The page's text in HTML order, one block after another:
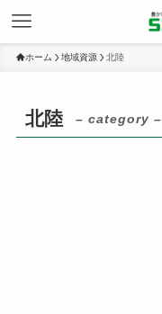
ホーム 地域資源 北陸
北陸 – category –